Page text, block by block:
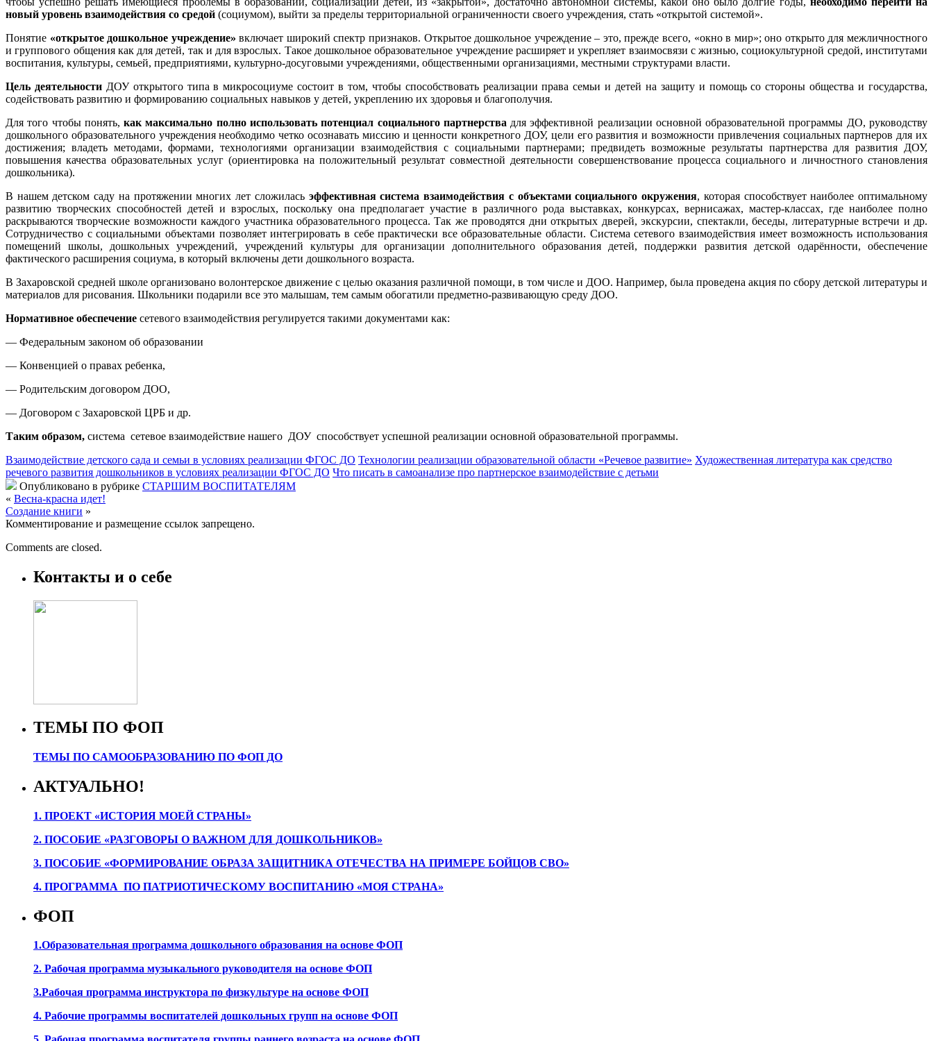
новый уровень взаимодействия со средой (социумом), выйти за пределы территориальной ограниченности своего учреждения, стать «открытой системой».
Понятие «открытое дошкольное учреждение» включает широкий спектр признаков. Oткpытoe дошкольное учреждение – это, прежде всего, «окно в мир»; оно открыто для межличностного
и группового общения как для детей, так и для взрослых. Такое дошкольное образовательное учреждение расширяет и укрепляет взаимосвязи с жизнью, социокультурной средой, институтами
воспитания, культуры, семьей, предприятиями, культурно-досуговыми учреждениями, общественными организациями, местными структурами власти.
Цель деятельностиДОУ открытого типа в микросоциуме состоит в том, чтобы способствовать реализации права семьи и детей на защиту и помощь со стороны общества и государства,
содействовать развитию и формированию социальных навыков у детей, укреплению их здоровья и благополучия.
Для того чтобы понять,как максимально полно использовать потенциал социального партнерства для эффективной реализации основной образовательной программы ДО, руководству
дошкольного образовательного учреждения необходимо четко осознавать миссию и ценности конкретного ДОУ, цели его развития и возможности привлечения социальных партнеров для их
достижения; владеть методами, формами, технологиями организации взаимодействия с социальными партнерами; предвидеть возможные результаты партнерства для развития ДОУ,
повышения качества образовательных услуг (ориентировка на положительный результат совместной деятельности совершенствование процесса социального и личностного становления
дошкольника).
В нашем детском саду на протяжении многих лет сложилась эффективная система взаимодействия с объектами социального окружения, которая способствует наиболее оптимальному
развитию творческих способностей детей и взрослых, поскольку она предполагает участие в различного рода выставках, конкурсах, вернисажах, мастер-классах, где наиболее полно
раскрываются творческие возможности каждого участника образовательного процесса. Так же проводятся дни открытых дверей, экскурсии, спектакли, беседы, литературные встречи и др.
Сотрудничество с социальными объектами позволяет интегрировать в себе практически все образовательные области. Система сетевого взаимодействия имеет возможность использования
помещений школы, дошкольных учреждений, учреждений культуры для организации дополнительного образования детей, поддержки развития детской одарённости, обеспечение
фактического расширения социума, в который включены дети дошкольного возраста.
В Захаровской средней школе организовано волонтерское движение с целью оказания различной помощи, в том числе и ДОО. Например, была проведена акция по сбору детской литературы и
материалов для рисования. Школьники подарили все это малышам, тем самым обогатили предметно-развивающую среду ДОО.
Нормативное обеспечение сетевого взаимодействия регулируется такими документами как:
— Федеральным законом об образовании
— Конвенцией о правах ребенка,
— Родительским договором ДОО,
— Договором с Захаровской ЦРБ и др.
Таким образом, система сетевое взаимодействие нашего ДОУ способствует успешной реализации основной образовательной программы.
Взаимодействие детского сада и семьи в условиях реализации ФГОС ДО Технологии реализации образовательной области «Речевое развитие» Художественная литература как средство
речевого развития дошкольников в условиях реализации ФГОС ДО Что писать в самоанализе про партнерское взаимодействие с детьми
Опубликовано в рубрике СТАРШИМ ВОСПИТАТЕЛЯМ
« Весна-красна идет!
Создание книги »
Комментирование и размещение ссылок запрещено.
Comments are closed.
Контакты и о себе
ТЕМЫ ПО ФОП
ТЕМЫ ПО САМООБРАЗОВАНИЮ ПО ФОП ДО
АКТУАЛЬНО!
1. ПРОЕКТ «ИСТОРИЯ МОЕЙ СТРАНЫ»
2. ПОСОБИЕ «РАЗГОВОРЫ О ВАЖНОМ ДЛЯ ДОШКОЛЬНИКОВ»
3. ПОСОБИЕ «ФОРМИРОВАНИЕ ОБРАЗА ЗАЩИТНИКА ОТЕЧЕСТВА НА ПРИМЕРЕ БОЙЦОВ СВО»
4. ПРОГРАММА ПО ПАТРИОТИЧЕСКОМУ ВОСПИТАНИЮ «МОЯ СТРАНА»
ФОП
1.Образовательная программа дошкольного образования на основе ФОП
2. Рабочая программа музыкального руководителя на основе ФОП
3.Рабочая программа инструктора по физкультуре на основе ФОП
4. Рабочие программы воспитателей дошкольных групп на основе ФОП